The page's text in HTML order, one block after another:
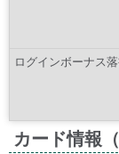
ログインボーナス
カード情報